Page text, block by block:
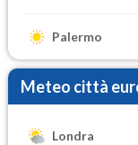
Palermo
Meteo città
Londra